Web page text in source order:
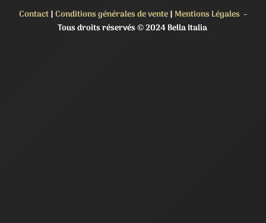
Contact|Conditions générales de vente| Mentions Légales–
Tous droits réservés © 2024 Bella Italia